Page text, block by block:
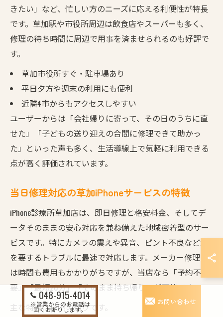
きたい」など、忙しい方のニーズに応える利便性が特長
です。草加駅や市役所周辺は飲食店やスーパーも多く、
修理の待ち時間に周辺で用事を済ませられるのも好評で
す。
草加市役所すぐ・駐車場あり
平日夕方や週末の利用にも便利
近隣4市からもアクセスしやすい
ユーザーからは「会社帰りに寄って、その日のうちに直
せた」「子どもの送り迎えの合間に修理できて助かっ
た」といった声も多く、生活導線上で気軽に利用できる
点が高く評価されています。
当日修理対応の草加iPhoneサービスの特徴
iPhone診療所草加店は、即日修理と格安料金、そしてデ
ータそのままの安心対応を兼ね備えた地域密着型のサー
ビスです。特にカメラの震えや異音、ピント不良など急
を要するトラブルに最速で対応します。メーカー修理で
は時間も費用もかかりがちですが、当店なら「予約不
要」「最短20分」「そのまま持ち帰り」が可能です。
主な特徴は以下の通りです。
048-915-4014
※営業からのお電話は
固くお断りします。
お問い合わせ